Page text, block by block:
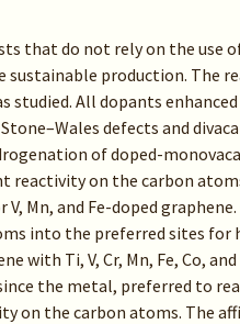
that do not rely on the use
sustainable production. The
studied. All dopants
defects and
of doped-
reactivity on the carbon
Mn, and Fe-doped
into the preferred sites for
with Ti, V, Cr, Mn, Fe, Co,
the metal, preferred to
on the carbon atoms. The